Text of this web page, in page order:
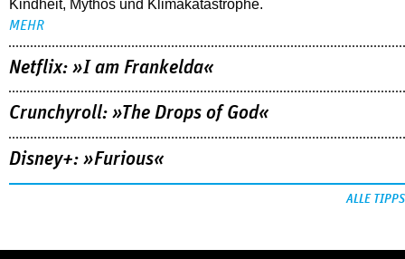
Disney+: »Furious«
FOLLOW US
youtube